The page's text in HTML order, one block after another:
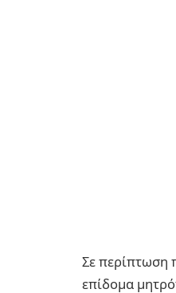
Σε περίπτωση
επίδομα